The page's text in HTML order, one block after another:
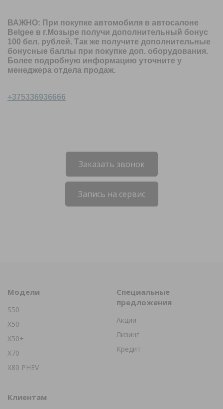
ВАЖНО: При покупке автомобиля в автосалоне
Belgee в г.Мозыре получи дополнительный бонус
100 бел. рублей. Так же получите дополнительные
бонусные баллы при покупке доп. оборудования.
Более подробную информацию уточните у
менеджера отдела продаж.
+375336936666
Заказать звонок
Запись на сервис
Модели
S50
X50
X50+
X70
X80 PHEV
Специальные
предложения
Акции
Лизинг
Кредит
Клиентам